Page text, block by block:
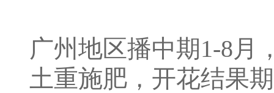
广州地区播中期1-8月
土重施肥，开花结果